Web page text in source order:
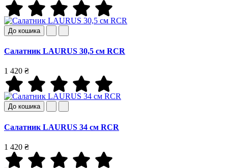
До кошика
Салатник LAURUS 30,5 см RCR
1 420 ₴
До кошика
Салатник LAURUS 34 см RCR
1 420 ₴